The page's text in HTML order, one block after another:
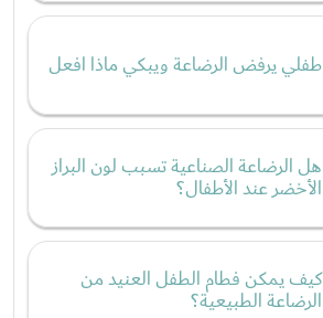
طفلي يرفض الرضاعة ويبكي ماذا افعل
هل الرضاعة الصناعية تسبب لون البراز
الأخضر عند الأطفال؟
كيف يمكن فطام الطفل العنيد من
الرضاعة الطبيعية؟